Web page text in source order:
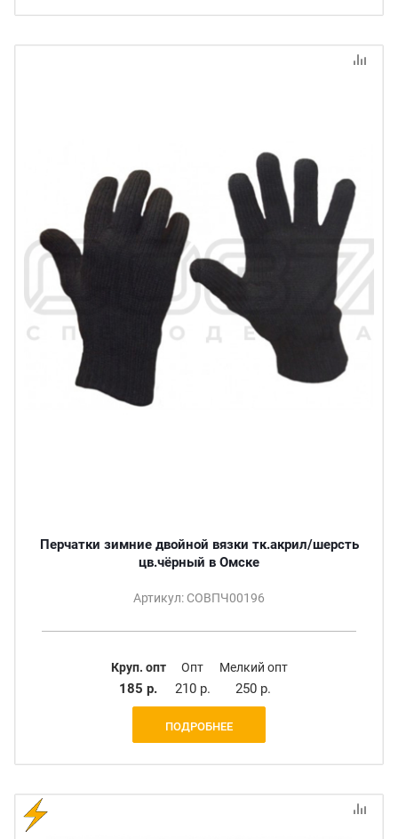
Перчатки зимние двойной вязки тк.акрил/шерсть
цв.чёрный в Омске
Артикул: СОВПЧ00196
Круп. опт
185 р.
Опт
210 р.
Мелкий опт
250 р.
ПОДРОБНЕЕ